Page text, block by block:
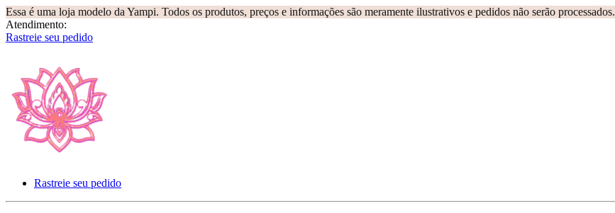
Essa é uma loja modelo da Yampi. Todos os produtos, preços e informações são meramente ilustrativos e pedidos não serão processados.
Atendimento:
Rastreie seu pedido
Rastreie seu pedido